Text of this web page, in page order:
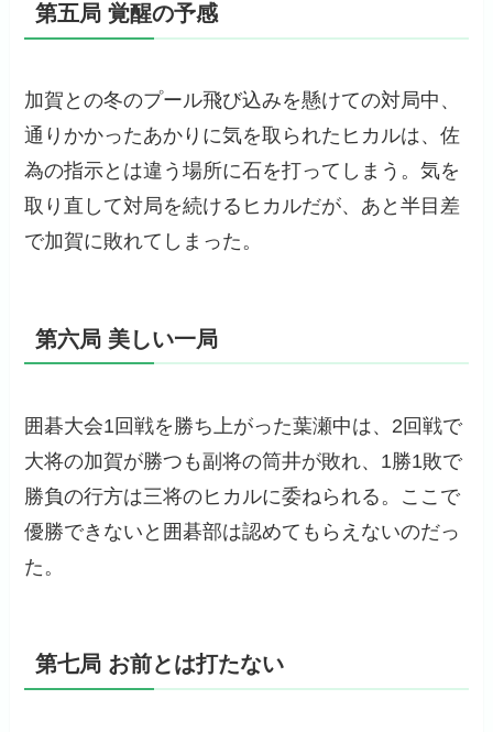
第五局 覚醒の予感
加賀との冬のプール飛び込みを懸けての対局中、
通りかかったあかりに気を取られたヒカルは、佐
為の指示とは違う場所に石を打ってしまう。気を
取り直して対局を続けるヒカルだが、あと半目差
で加賀に敗れてしまった。
第六局 美しい一局
囲碁大会1回戦を勝ち上がった葉瀬中は、2回戦で
大将の加賀が勝つも副将の筒井が敗れ、1勝1敗で
勝負の行方は三将のヒカルに委ねられる。ここで
優勝できないと囲碁部は認めてもらえないのだっ
た。
第七局 お前とは打たない